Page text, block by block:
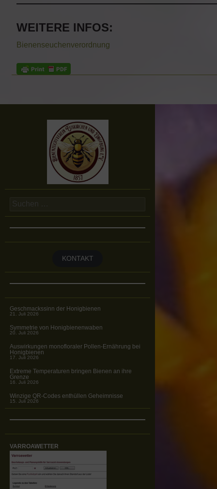
WEITERE INFOS:
Bienenseuchenverordnung
Suchen
nach:
KONTAKT
Geschmackssinn der Honigbienen
21. Juli 2026
Symmetrie von Honigbienenwaben
20. Juli 2026
Auswirkungen monofloraler Pollen-Ernährung bei
Honigbienen
17. Juli 2026
Extreme Temperaturen bringen Bienen an ihre
Grenze
16. Juli 2026
Winzige QR-Codes enthüllen Geheimnisse
15. Juli 2026
VARROAWETTER